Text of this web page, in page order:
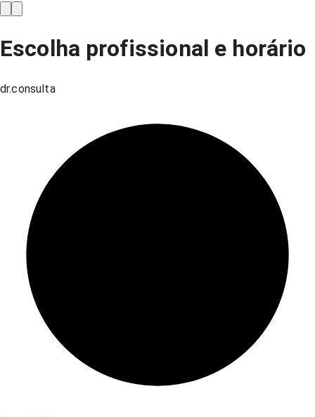
Escolha profissional e horário
dr.consulta